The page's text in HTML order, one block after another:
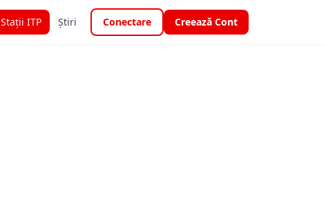
Stații ITP Știri Conectare Creează Cont